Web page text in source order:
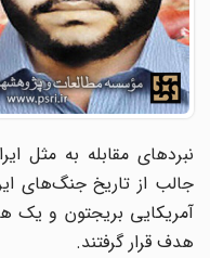
نبردهای مقابله به‌ مثل
جالب از تاریخ جنگ‌های
آمریکایی بریجتون و یک‌
هدف قرار گرفتند.